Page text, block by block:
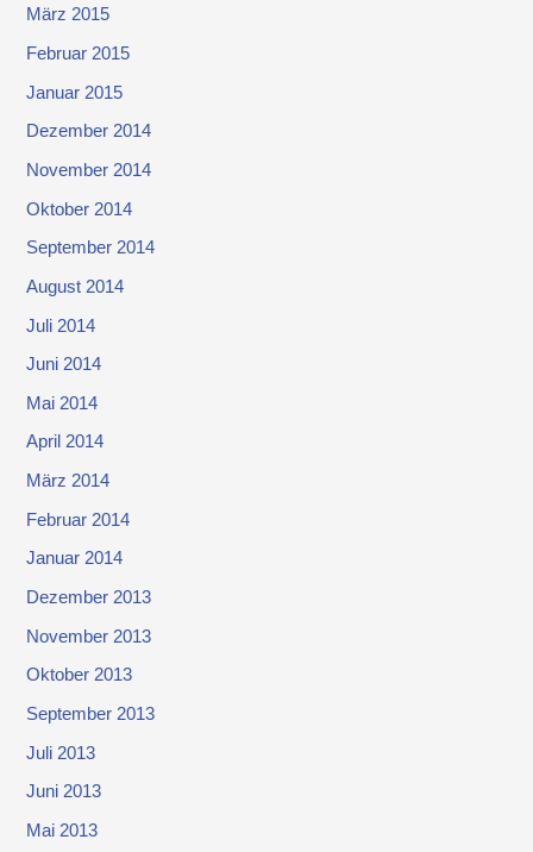
März 2015
Februar 2015
Januar 2015
Dezember 2014
November 2014
Oktober 2014
September 2014
August 2014
Juli 2014
Juni 2014
Mai 2014
April 2014
März 2014
Februar 2014
Januar 2014
Dezember 2013
November 2013
Oktober 2013
September 2013
Juli 2013
Juni 2013
Mai 2013